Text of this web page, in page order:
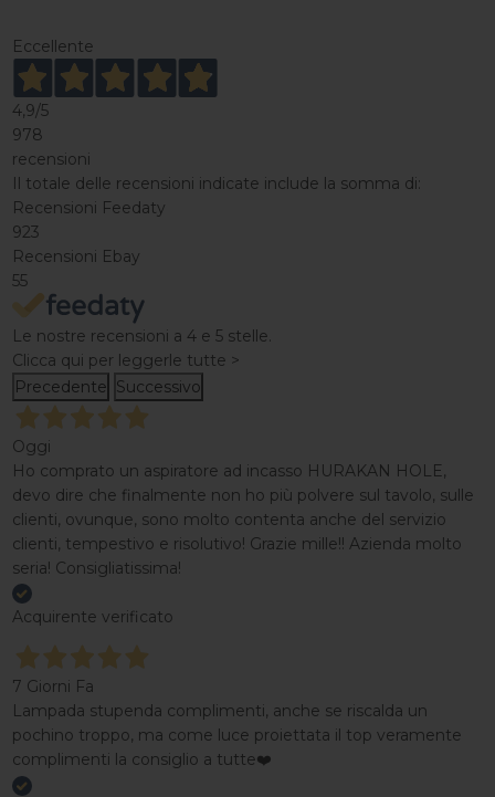
Eccellente
4,9/5
978
recensioni
Il totale delle recensioni indicate include la somma di:
Recensioni Feedaty
923
Recensioni Ebay
55
Le nostre recensioni a 4 e 5 stelle.
Clicca qui per leggerle tutte >
Precedente Successivo
Oggi
Ho comprato un aspiratore ad incasso HURAKAN HOLE,
devo dire che finalmente non ho più polvere sul tavolo, sulle
clienti, ovunque, sono molto contenta anche del servizio
clienti, tempestivo e risolutivo! Grazie mille!! Azienda molto
seria! Consigliatissima!
Acquirente verificato
7 Giorni Fa
Lampada stupenda complimenti, anche se riscalda un
pochino troppo, ma come luce proiettata il top veramente
complimenti la consiglio a tutte❤️